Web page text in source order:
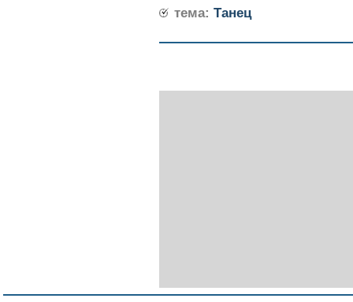
тема: Танец